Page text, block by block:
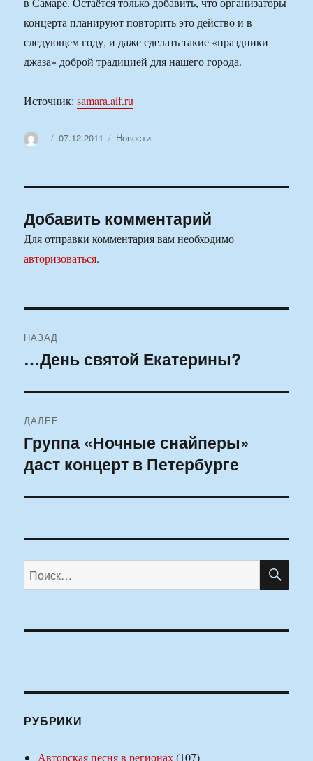
концерта планируют повторить это действо и в
следующем году, и даже сделать такие «праздники
джаза» доброй традицией для нашего города.
Источник:samara.aif.ru
АвторОпубликовано
07.12.2011 Рубрики
Новости
Добавить комментарий
Для отправки комментария вам необходимо
авторизоваться.
по
НАЗАД
Предыдущая
…День святой Екатерины?
ДАЛЕЕ
Следующая
запись:
Группа «Ночные снайперы»
даст концерт в Петербурге
Искать:
РУБРИКИ
Авторская песня в регионах(107)